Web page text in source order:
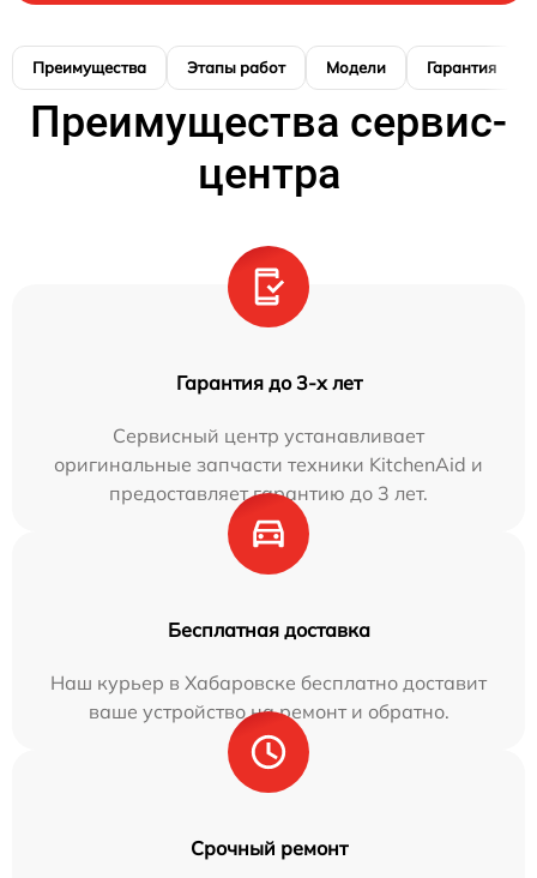
Преимущества Этапы работ Модели Гарантия
Преимущества сервис-
центра
Гарантия до 3-х лет
Сервисный центр устанавливает
оригинальные запчасти техники KitchenAid и
предоставляет гарантию до 3 лет.
Бесплатная доставка
Наш курьер в Хабаровске бесплатно доставит
ваше устройство на ремонт и обратно.
Срочный ремонт